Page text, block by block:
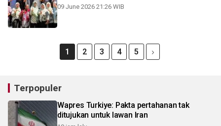
09 June 2026 21:26 WIB
1 2 3 4 5
Terpopuler
Wapres Turkiye: Pakta pertahanan tak
ditujukan untuk lawan Iran